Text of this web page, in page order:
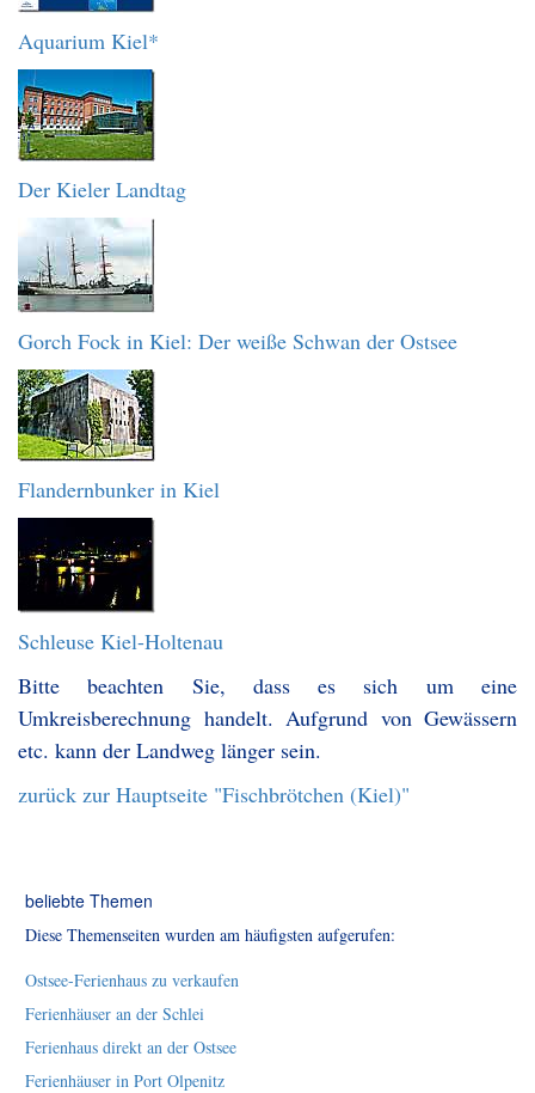
Aquarium Kiel*
Der Kieler Landtag
Gorch Fock in Kiel: Der weiße Schwan der Ostsee
Flandernbunker in Kiel
Schleuse Kiel-Holtenau
Bitte beachten Sie, dass es sich um eine
Umkreisberechnung handelt. Aufgrund von Gewässern
etc. kann der Landweg länger sein.
zurück zur Hauptseite "Fischbrötchen (Kiel)"
beliebte Themen
Diese Themenseiten wurden am häufigsten aufgerufen:
Ostsee-Ferienhaus zu verkaufen
Ferienhäuser an der Schlei
Ferienhaus direkt an der Ostsee
Ferienhäuser in Port Olpenitz